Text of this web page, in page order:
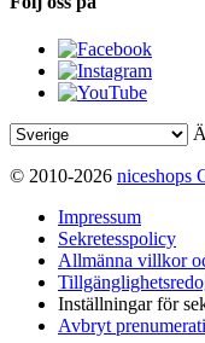
© 2010-2026 niceshops
Impressum
Sekretesspolicy
Allmänna villkor
Inställningar för
Avbryt